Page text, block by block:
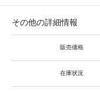
その他の詳細情報
販売価格
在庫状況